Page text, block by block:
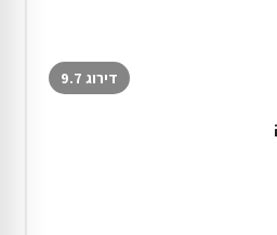
דירוג 9.7